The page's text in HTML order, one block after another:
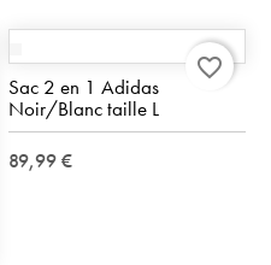
Sac 2 en 1 Adidas
Noir/Blanc taille L
89,99 €
favorite_border